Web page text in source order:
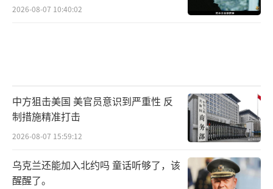
2026-08-07 10:40:02
中方狙击美国 美官员意识到严重性 反
制措施精准打击
2026-08-07 15:59:12
乌克兰还能加入北约吗 童话听够了，该
醒醒了。